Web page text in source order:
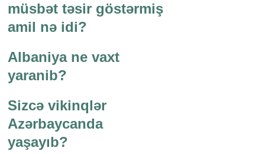
müsbət təsir göstərmiş
amil nə idi?
Albaniya ne vaxt
yaranib?
Sizcə vikinqlər
Azərbaycanda
yaşayıb?